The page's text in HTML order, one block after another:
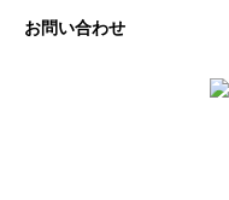
お問い合わせ